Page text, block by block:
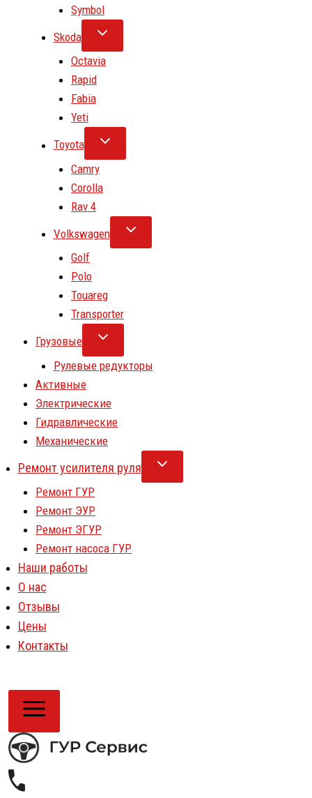
Symbol
Skoda
Octavia
Rapid
Fabia
Yeti
Toyota
Camry
Corolla
Rav 4
Volkswagen
Golf
Polo
Touareg
Transporter
Грузовые
Рулевые редукторы
Активные
Электрические
Гидравлические
Механические
Ремонт усилителя руля
Ремонт ГУР
Ремонт ЭУР
Ремонт ЭГУР
Ремонт насоса ГУР
Наши работы
О нас
Отзывы
Цены
Контакты